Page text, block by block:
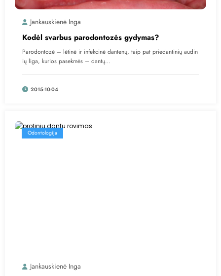
Jankauskienė Inga
Kodėl svarbus parodontozės gydymas?
Parodontozė – lėtinė ir infekcinė dantenų, taip pat priedantinių audin
ių liga, kurios pasekmės – dantų…
2015-10-04
Odontologija
Jankauskienė Inga